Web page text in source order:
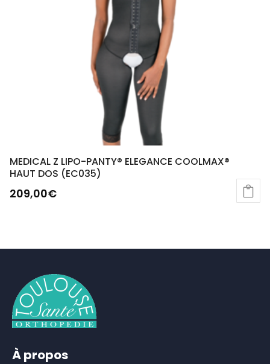
MEDICAL Z LIPO-PANTY® ELEGANCE COOLMAX®
HAUT DOS (EC035)
209,00€
À propos